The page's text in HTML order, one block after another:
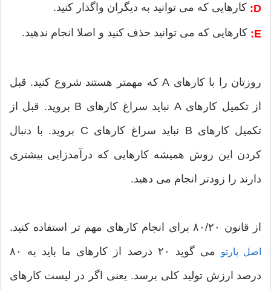
D: کارهایی که می توانید به دیگران واگذار کنید.
E: کارهایی که می توانید حذف کنید و اصلا انجام ندهید.
روزتان را با کارهای A که مهمتر هستند شروع کنید. قبل
از تکمیل کارهای A نباید سراغ کارهای B بروید. قبل از
تکمیل کارهای B نباید سراغ کارهای C بروید. با دنبال
کردن این روش همیشه کارهایی که درآمدزایی بیشتری
دارند را زودتر انجام می دهید.
از قانون ۸۰/۲۰ برای انجام کارهای مهم تر استفاده کنید.
اصل پارتو
می گوید ۲۰ درصد از کارهای ما باید به ۸۰
درصد ارزش تولید کلی برسد. یعنی اگر در لیست کارهای